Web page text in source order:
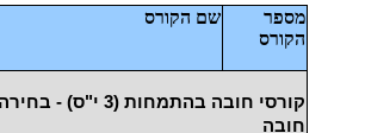
מספר
הקורס
שם הקורס
חובה